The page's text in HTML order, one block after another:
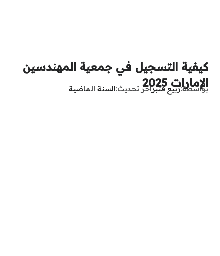
كيفية التسجيل في جمعية المهندسين
الإمارات 2025
بواسطةربيع قنبرآخر تحديث السنة الماضية